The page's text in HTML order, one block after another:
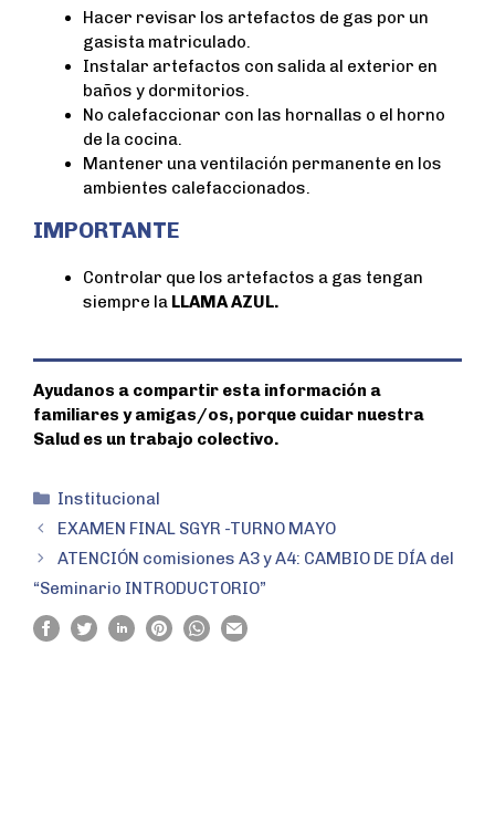
Hacer revisar los artefactos de gas por un
gasista matriculado.
Instalar artefactos con salida al exterior en
baños y dormitorios.
No calefaccionar con las hornallas o el horno
de la cocina.
Mantener una ventilación permanente en los
ambientes calefaccionados.
IMPORTANTE
Controlar que los artefactos a gas tengan
siempre la LLAMA AZUL.
Ayudanos a compartir esta información a
familiares y amigas/os, porque cuidar nuestra
Salud es un trabajo colectivo.
Institucional
EXAMEN FINAL SGYR -TURNO MAYO
ATENCIÓN comisiones A3 y A4: CAMBIO DE DÍA del
“Seminario INTRODUCTORIO”